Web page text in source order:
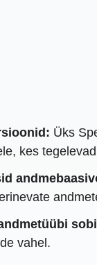
Üks
kes
vahel.